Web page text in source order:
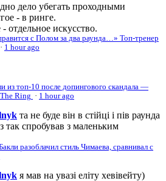
дело убегать проходными
- в ринге.
отдельное искусство.
с Полом за два раунда…» Топ-тренер
· 1 hour ago
из топ-10 после допингового скандала —
Ring · 1 hour ago
та не буде він в стійці і пів раунда
так спробував з маленьким
разоблачил стиль Чимаева, сравнивал с
я мав на увазі еліту хевівейту)